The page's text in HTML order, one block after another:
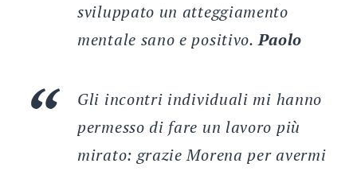
sviluppato un atteggiamento
mentale sano e positivo.Paolo
Gli incontri individuali mi hanno
permesso di fare un lavoro più
mirato: grazie Morena per avermi